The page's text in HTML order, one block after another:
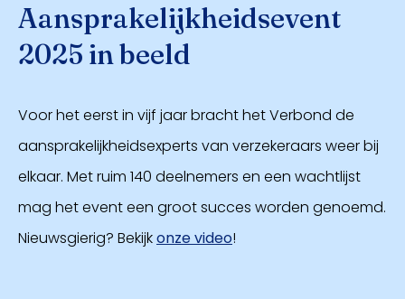
Aansprakelijkheidsevent
2025 in beeld
Voor het eerst in vijf jaar bracht het Verbond de
aansprakelijkheidsexperts van verzekeraars weer bij
elkaar. Met ruim 140 deelnemers en een wachtlijst
mag het event een groot succes worden genoemd.
Nieuwsgierig? Bekijkonze video!